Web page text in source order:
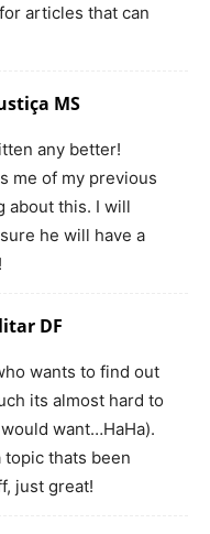
articles that can
MS
any better!
me of my previous
about this. I will
he will have a
DF
wants to find out
its almost hard to
want…HaHa).
thats been
just great!